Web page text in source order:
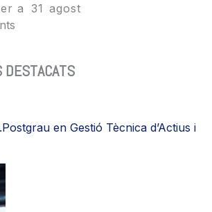
a 31 agost
DESTACATS
en Gestió Tècnica d’Actius i